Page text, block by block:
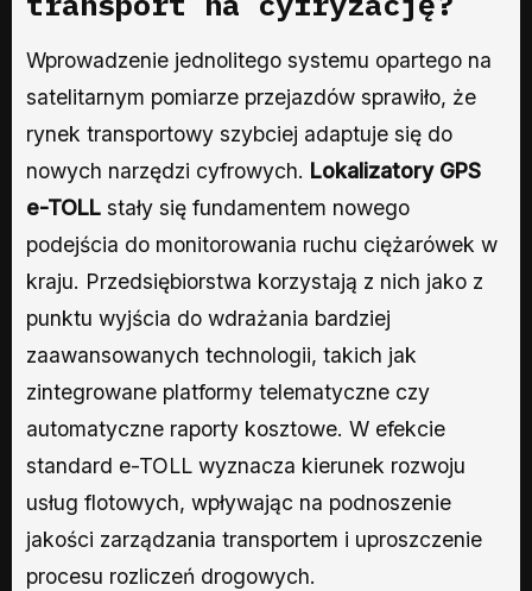
Wprowadzenie jednolitego systemu opartego na
satelitarnym pomiarze przejazdów sprawiło, że
rynek transportowy szybciej adaptuje się do
nowych narzędzi cyfrowych. Lokalizatory GPS
e-TOLL stały się fundamentem nowego
podejścia do monitorowania ruchu ciężarówek w
kraju. Przedsiębiorstwa korzystają z nich jako z
punktu wyjścia do wdrażania bardziej
zaawansowanych technologii, takich jak
zintegrowane platformy telematyczne czy
automatyczne raporty kosztowe. W efekcie
standard e-TOLL wyznacza kierunek rozwoju
usług flotowych, wpływając na podnoszenie
jakości zarządzania transportem i uproszczenie
procesu rozliczeń drogowych.